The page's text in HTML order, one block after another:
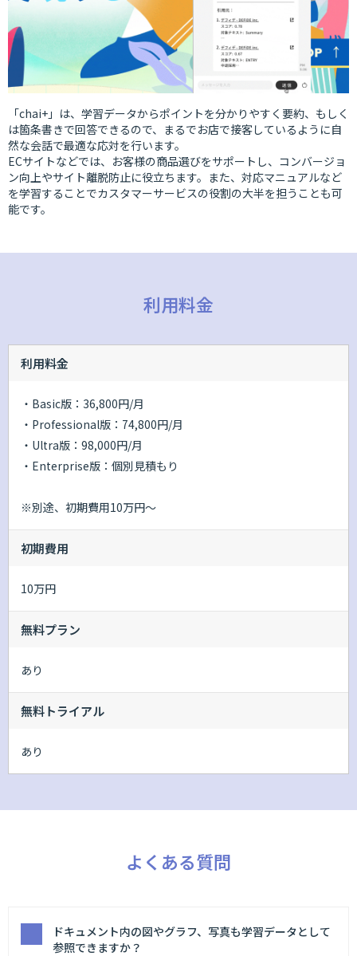
「chai+」は、学習データからポイントを分かりやすく要約、もしく
は箇条書きで回答できるので、まるでお店で接客しているように自
然な会話で最適な応対を行います。
ECサイトなどでは、お客様の商品選びをサポートし、コンバージョ
ン向上やサイト離脱防止に役立ちます。また、対応マニュアルなど
を学習することでカスタマーサービスの役割の大半を担うことも可
能です。
利用料金
利用料金
・Basic版：36,800円/月
・Professional版：74,800円/月
・Ultra版：98,000円/月
・Enterprise版：個別見積もり
※別途、初期費用10万円～
初期費用
10万円
無料プラン
あり
無料トライアル
あり
よくある質問
ドキュメント内の図やグラフ、写真も学習データとして
参照できますか？